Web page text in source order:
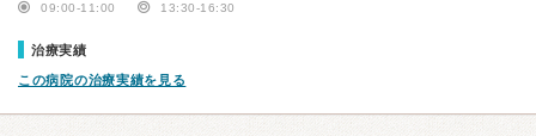
09:00-11:00 13:30-16:30
治療実績
この病院の治療実績を見る